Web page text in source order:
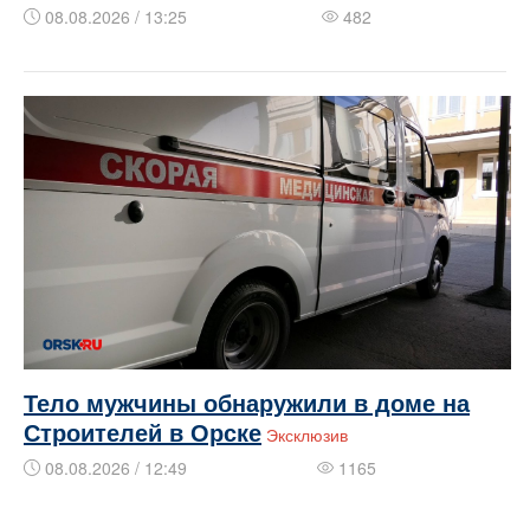
08.08.2026 / 13:25 482
Тело мужчины обнаружили в доме на
Строителей в Орске Эксклюзив
08.08.2026 / 12:49
1165